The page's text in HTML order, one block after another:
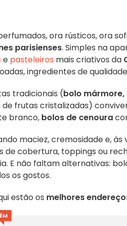
ora rústicos, ora
parisienses. Simples na
e pasteleiros mais criativos da
ingredientes de
tradicionais (bolo
de frutas cristalizadas)
branco, bolos de cenoura
maciez, cremosidade e,
de cobertura, toppings ou
E não faltam alternativas:
os gostos.
estão os melhores